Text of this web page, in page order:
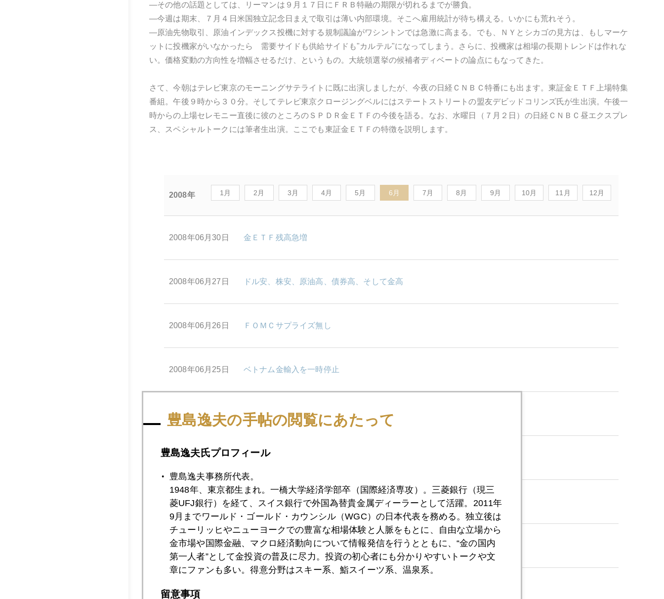
―その他の話題としては、リーマンは９月１７日にＦＲＢ特融の期限が切れるまでが勝負。
―今週は期末、７月４日米国独立記念日まえで取引は薄い内部環境。そこへ雇用統計が待ち構える。いかにも荒れそう。
―原油先物取引、原油インデックス投機に対する規制議論がワシントンでは急激に高まる。でも、ＮＹとシカゴの見方は、もしマーケ
ットに投機家がいなかったら 需要サイドも供給サイドも"カルテル"になってしまう。さらに、投機家は相場の長期トレンドは作れな
い。価格変動の方向性を増幅させるだけ、というもの。大統領選挙の候補者ディベートの論点にもなってきた。
さて、今朝はテレビ東京のモーニングサテライトに既に出演しましたが、今夜の日経ＣＮＢＣ特番にも出ます。東証金ＥＴＦ上場特集
番組。午後９時から３０分。そしてテレビ東京クロージングベルにはステートストリートの盟友デビッドコリンズ氏が生出演。午後一
時からの上場セレモニー直後に彼のところのＳＰＤＲ金ＥＴＦの今後を語る。なお、水曜日（７月２日）の日経ＣＮＢＣ昼エクスプレ
ス、スペシャルトークには筆者生出演。ここでも東証金ＥＴＦの特徴を説明します。
2008年 1月 2月 3月 4月 5月 6月 7月 8月 9月 10月 11月 12月
2008年06月30日 金ＥＴＦ残高急増
2008年06月27日 ドル安、株安、原油高、債券高、そして金高
2008年06月26日 ＦＯＭＣサプライズ無し
2008年06月25日 ベトナム金輸入を一時停止
2008年06月24日 アブダビ投資庁の運用資産配分
2008年06月23日 バーナンキの本音(今週のＦＯＭＣを読む)
2008年06月20日 ウオール街の魔女狩り始まる
2008年06月19日 ドル防衛策のジレンマ
2008年06月18日
豊島逸夫の手帖の閲覧にあたって
豊島逸夫氏プロフィール
豊島逸夫事務所代表。
1948年、東京都生まれ。一橋大学経済学部卒（国際経済専攻）。三菱銀行（現三
菱UFJ銀行）を経て、スイス銀行で外国為替貴金属ディーラーとして活躍。2011年
9月までワールド・ゴールド・カウンシル（WGC）の日本代表を務める。独立後は
チューリッヒやニューヨークでの豊富な相場体験と人脈をもとに、自由な立場から
金市場や国際金融、マクロ経済動向について情報発信を行うとともに、“金の国内
第一人者”として金投資の普及に尽力。投資の初心者にも分かりやすいトークや文
章にファンも多い。得意分野はスキー系、鮨スイーツ系、温泉系。
留意事項